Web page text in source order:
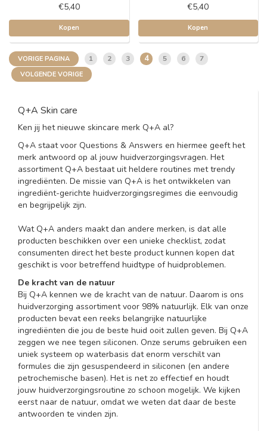
€5,40
Kopen
€5,40
Kopen
VORIGE PAGINA 1 2 3 4 5 6 7
VOLGENDE VORIGE
Q+A Skin care
Ken jij het nieuwe skincare merk Q+A al?
Q+A staat voor Questions & Answers en hiermee geeft het
merk antwoord op al jouw huidverzorgingsvragen. Het
assortiment Q+A bestaat uit heldere routines met trendy
ingrediënten. De missie van Q+A is het ontwikkelen van
ingrediënt-gerichte huidverzorgingsregimes die eenvoudig
en begrijpelijk zijn.
Wat Q+A anders maakt dan andere merken, is dat alle
producten beschikken over een unieke checklist, zodat
consumenten direct het beste product kunnen kopen dat
geschikt is voor betreffend huidtype of huidproblemen.
De kracht van de natuur
Bij Q+A kennen we de kracht van de natuur. Daarom is ons
huidverzorging assortiment voor 98% natuurlijk. Elk van onze
producten bevat een reeks belangrijke natuurlijke
ingrediënten die jou de beste huid ooit zullen geven. Bij Q+A
zeggen we nee tegen siliconen. Onze serums gebruiken een
uniek systeem op waterbasis dat enorm verschilt van
formules die zijn gesuspendeerd in siliconen (en andere
petrochemische basen). Het is net zo effectief en houdt
jouw huidverzorgingsroutine zo schoon mogelijk. We kijken
eerst naar de natuur, omdat we weten dat daar de beste
antwoorden te vinden zijn.